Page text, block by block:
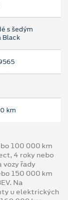
s šedým
Black
km
100 000 km
4 roky nebo
vozy řady
150 000 km
Na
u elektrických